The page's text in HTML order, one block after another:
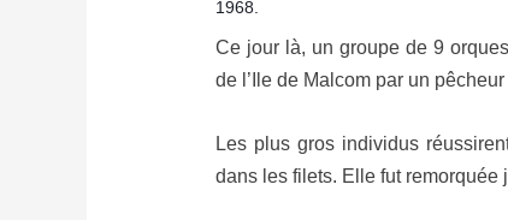
1968.
Ce jour là, un groupe de 9
de l’Ile de Malcom par un
Les plus gros individus
dans les filets. Elle fut remorquée